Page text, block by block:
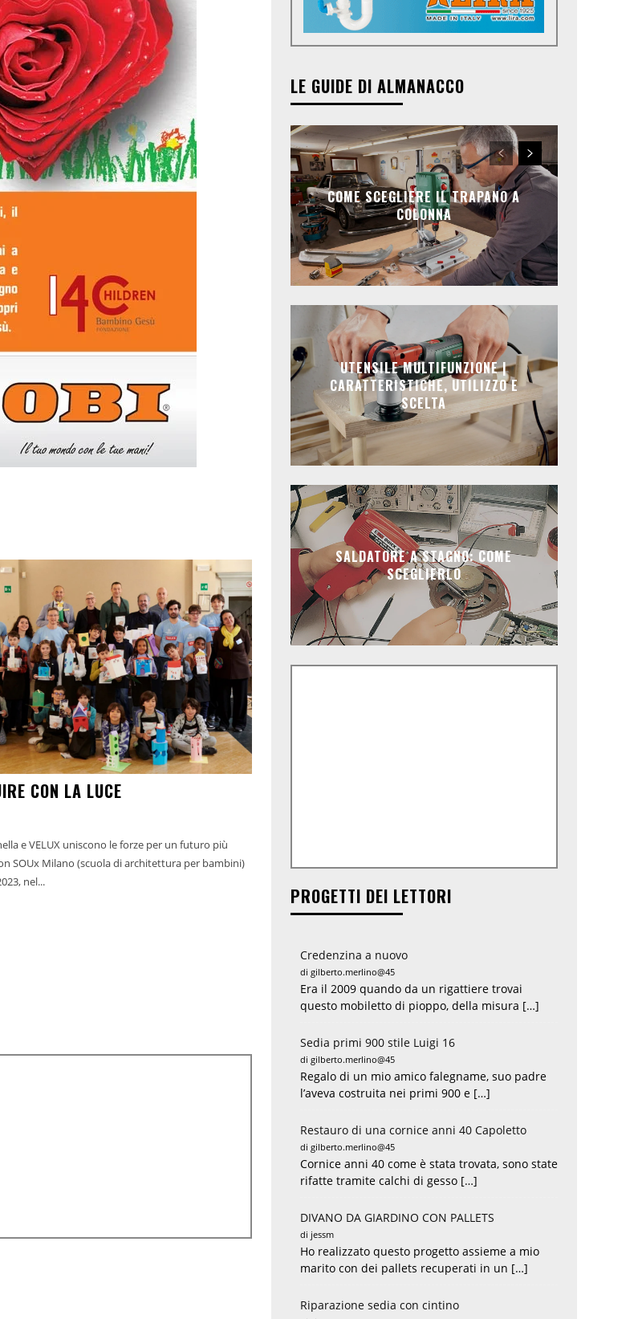
CON LA LUCE
e VELUX uniscono le forze per un futuro più
SOUx Milano (scuola di architettura per bambini)
nel...
LE GUIDE DI ALMANACCO
COME SCEGLIERE IL TRAPANO A
COLONNA
UTENSILE MULTIFUNZIONE |
CARATTERISTICHE, UTILIZZO E
SCELTA
SALDATORE A STAGNO: COME
SCEGLIERLO
PROGETTI DEI LETTORI
Credenzina a nuovo
di gilberto.merlino@45
Era il 2009 quando da un rigattiere trovai
questo mobiletto di pioppo, della misura […]
Sedia primi 900 stile Luigi 16
di gilberto.merlino@45
Regalo di un mio amico falegname, suo padre
l’aveva costruita nei primi 900 e […]
Restauro di una cornice anni 40 Capoletto
di gilberto.merlino@45
Cornice anni 40 come è stata trovata, sono state
rifatte tramite calchi di gesso […]
DIVANO DA GIARDINO CON PALLETS
di jessm
Ho realizzato questo progetto assieme a mio
marito con dei pallets recuperati in un […]
Riparazione sedia con cintino